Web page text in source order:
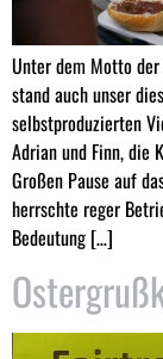
Unter dem Motto
stand auch unser
selbstproduzierten
Adrian und Finn, die
Großen Pause auf
herrschte reger
Bedeutung […]